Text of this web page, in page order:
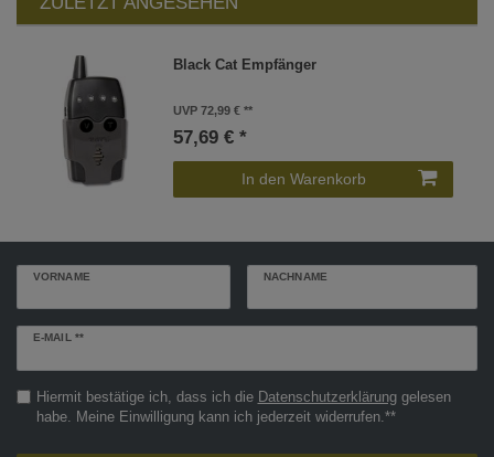
Black Cat Empfänger
UVP 72,99 €
57,69 € *
In den Warenkorb
VORNAME NACHNAME
E-MAIL **
Newsletter
Hiermit bestätige ich, dass ich die Daten­schutz­erklärunggelesen
habe. Meine Einwilligung kann ich jederzeit widerrufen.**